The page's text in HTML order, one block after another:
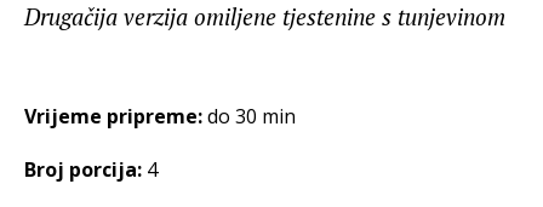
Drugačija verzija omiljene tjestenine s tunjevinom
Vrijeme pripreme:do 30 min
Broj porcija: 4